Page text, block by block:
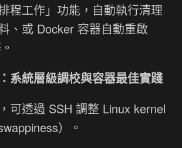
程工作」功能，自動執行清理
、或 Docker 容器自動重啟
系統層級調校與容器最佳實踐
可透過 SSH 調整 Linux kernel
）。